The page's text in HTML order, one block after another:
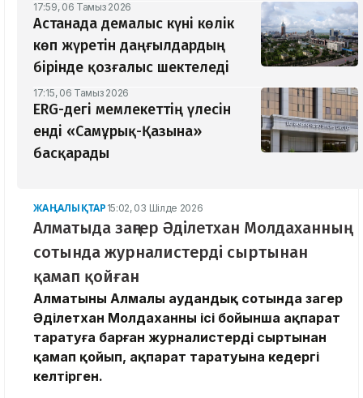
17:59, 06 Тамыз 2026
Астанада демалыс күні көлік
көп жүретін даңғылдардың
бірінде қозғалыс шектеледі
17:15, 06 Тамыз 2026
ERG-дегі мемлекеттің үлесін
енді «Самұрық-Қазына»
басқарады
ЖАҢАЛЫҚТАР 15:02, 03 Шілде 2026
Алматыда заңгер Әділетхан Молдаханның
сотында журналистерді сыртынан
қамап қойған
Алматының Алмалы аудандық сотында заңгер
Әділетхан Молдаханның ісі бойынша ақпарат
таратуға барған журналистерді сыртынан
қамап қойып, ақпарат таратуына кедергі
келтірген.